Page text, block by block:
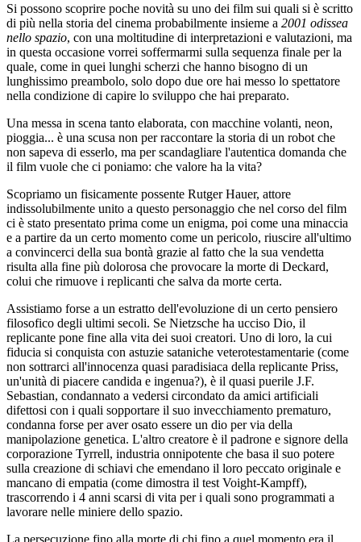
Si possono scoprire poche novità su uno dei film sui quali si è scritto
di più nella storia del cinema probabilmente insieme a 2001 odissea
nello spazio, con una moltitudine di interpretazioni e valutazioni, ma
in questa occasione vorrei soffermarmi sulla sequenza finale per la
quale, come in quei lunghi scherzi che hanno bisogno di un
lunghissimo preambolo, solo dopo due ore hai messo lo spettatore
nella condizione di capire lo sviluppo che hai preparato.
Una messa in scena tanto elaborata, con macchine volanti, neon,
pioggia... è una scusa non per raccontare la storia di un robot che
non sapeva di esserlo, ma per scandagliare l'autentica domanda che
il film vuole che ci poniamo: che valore ha la vita?
Scopriamo un fisicamente possente Rutger Hauer, attore
indissolubilmente unito a questo personaggio che nel corso del film
ci è stato presentato prima come un enigma, poi come una minaccia
e a partire da un certo momento come un pericolo, riuscire all'ultimo
a convincerci della sua bontà grazie al fatto che la sua vendetta
risulta alla fine più dolorosa che provocare la morte di Deckard,
colui che rimuove i replicanti che salva da morte certa.
Assistiamo forse a un estratto dell'evoluzione di un certo pensiero
filosofico degli ultimi secoli. Se Nietzsche ha ucciso Dio, il
replicante pone fine alla vita dei suoi creatori. Uno di loro, la cui
fiducia si conquista con astuzie sataniche veterotestamentarie (come
non sottrarci all'innocenza quasi paradisiaca della replicante Priss,
un'unità di piacere candida e ingenua?), è il quasi puerile J.F.
Sebastian, condannato a vedersi circondato da amici artificiali
difettosi con i quali sopportare il suo invecchiamento prematuro,
condanna forse per aver osato essere un dio per via della
manipolazione genetica. L'altro creatore è il padrone e signore della
corporazione Tyrrell, industria onnipotente che basa il suo potere
sulla creazione di schiavi che emendano il loro peccato originale e
mancano di empatia (come dimostra il test Voight-Kampff),
trascorrendo i 4 anni scarsi di vita per i quali sono programmati a
lavorare nelle miniere dello spazio.
La persecuzione fino alla morte di chi fino a quel momento era il